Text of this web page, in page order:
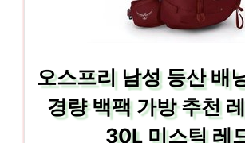
오스프리 남성 등산 배
경량 백팩 가방 추천
30L 미스틱 레